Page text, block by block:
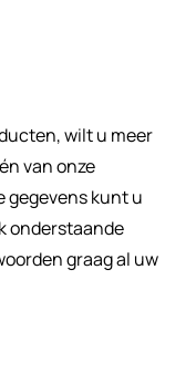
wilt u meer
van onze
gegevens kunt u
onderstaande
graag al uw